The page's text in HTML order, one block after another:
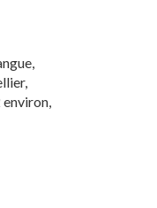
environ,